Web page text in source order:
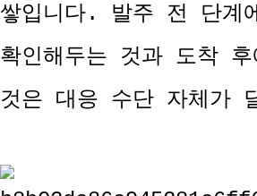
쌓입니다. 발주 전 단계
확인해두는 것과 도착
것은 대응 수단 자체가